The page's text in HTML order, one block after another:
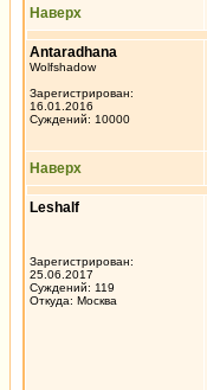
Наверх
Antaradhana
Wolfshadow
Зарегистрирован:
16.01.2016
Суждений: 10000
Наверх
Leshalf
Зарегистрирован:
25.06.2017
Суждений: 119
Откуда: Москва